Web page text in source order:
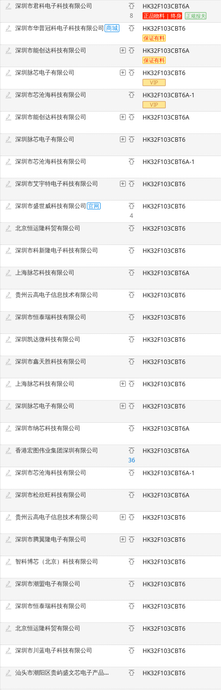
深圳市君科电子科技有限公司
8
HK32F103CBT6A
深圳市华普冠科电子科技有限公司 HK32F103CBT6
深圳市能创达科技有限公司 HK32F103CBT6A
深圳脉芯电子有限公司 HK32F103CBT6
深圳市芯沧海科技有限公司 HK32F103CBT6A-1
深圳市能创达科技有限公司 HK32F103CBT6A
深圳脉芯电子有限公司 HK32F103CBT6
深圳市芯沧海科技有限公司 HK32F103CBT6A-1
深圳市艾宇特电子科技有限公司 HK32F103CBT6
深圳市盛世威科技有限公司
4
HK32F103CBT6
北京恒运隆科贸有限公司 HK32F103CBT6
深圳市科新隆电子科技有限公司 HK32F103CBT6
上海脉芯科技有限公司 HK32F103CBT6A
贵州云高电子信息技术有限公司 HK32F103CBT6
深圳市恒泰瑞科技有限公司 HK32F103CBT6
深圳凯达微科技有限公司 HK32F103CBT6
深圳市鑫天胜科技有限公司 HK32F103CBT6
上海脉芯科技有限公司 HK32F103CBT6
深圳脉芯电子有限公司 HK32F103CBT6
深圳市纳芯科技有限公司 HK32F103CBT6A
香港宏图伟业集团深圳有限公司
36
HK32F103CBT6A
深圳市芯沧海科技有限公司 HK32F103CBT6A-1
深圳市松欣旺科技有限公司 HK32F103CBT6A
贵州云高电子信息技术有限公司 HK32F103CBT6
深圳市腾翼隆电子有限公司 HK32F103CBT6
智科博芯（北京）科技有限公司 HK32F103CBT6
深圳市潮盟电子有限公司 HK32F103CBT6
深圳市恒泰瑞科技有限公司 HK32F103CBT6
北京恒运隆科贸有限公司 HK32F103CBT6
深圳市川蓝电子科技有限公司 HK32F103CBT6
汕头市潮阳区贵屿盛文芯电子产品商行 HK32F103CBT6